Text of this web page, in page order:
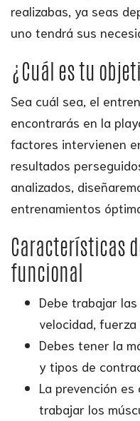
realizabas, ya seas
uno tendrá sus
¿Cuál es tu
Sea cuál sea, el
encontrarás en la
factores intervienen
resultados
analizados,
entrenamientos
Características
funcional
Debe trabajar
velocidad,
Debes tener la
y tipos de
La prevención
trabajar los